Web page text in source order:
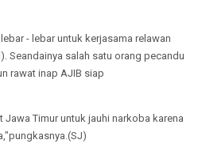
- lebar untuk kerjasama relawan
Seandainya salah satu orang pecandu
rawat inap AJIB siap
Timur untuk jauhi narkoba karena